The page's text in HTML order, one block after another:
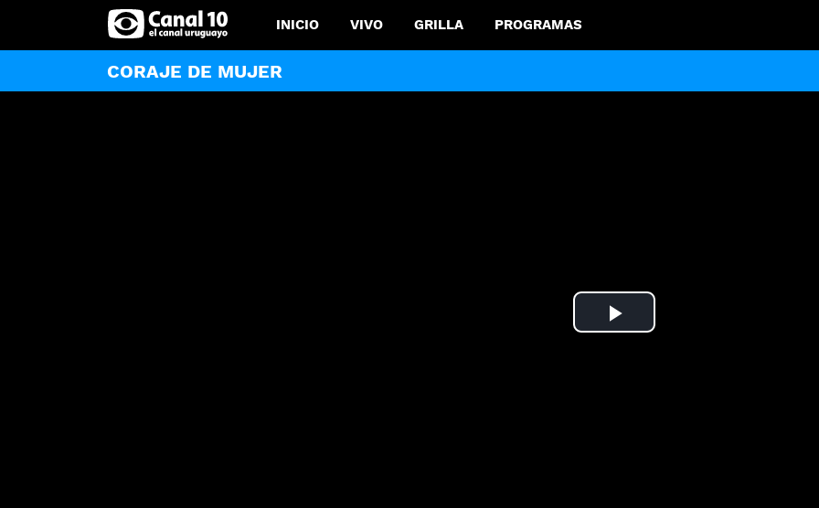
INICIO VIVO GRILLA PROGRAMAS
CORAJE DE MUJER
Play